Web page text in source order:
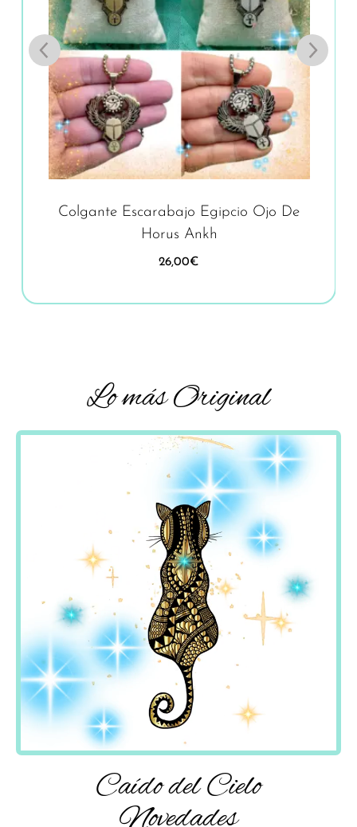
Colgante Escarabajo Egipcio Ojo De
Horus Ankh
26,00€
Lo más Original
Caído del Cielo